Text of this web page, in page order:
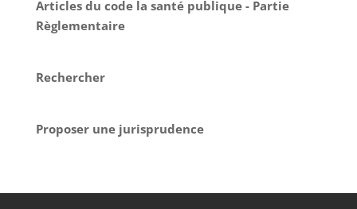
Articles du code la santé publique - Partie
Règlementaire
Rechercher
Proposer une jurisprudence